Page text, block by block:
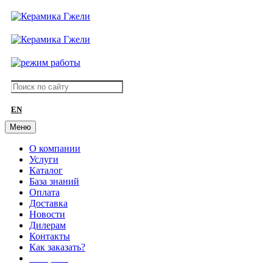
EN
Меню
О компании
Услуги
Каталог
База знаний
Оплата
Доставка
Новости
Дилерам
Контакты
Как заказать?